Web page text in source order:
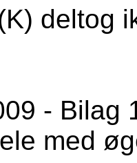
deltog
- Bilag
med